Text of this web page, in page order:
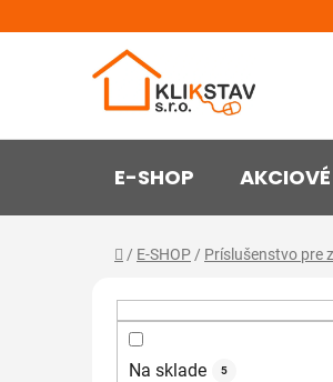
na
E-SHOP
Domov
/ E-SHOP / Príslušenstvo pre
Na sklade 5